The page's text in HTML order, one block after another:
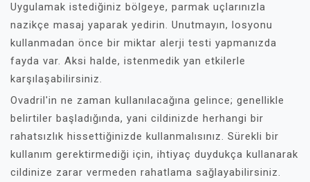
Uygulamak istediğiniz bölgeye, parmak uçlarınızla
nazikçe masaj yaparak yedirin. Unutmayın, losyonu
kullanmadan önce bir miktar alerji testi yapmanızda
fayda var. Aksi halde, istenmedik yan etkilerle
karşılaşabilirsiniz.
Ovadril'in ne zaman kullanılacağına gelince; genellikle
belirtiler başladığında, yani cildinizde herhangi bir
rahatsızlık hissettiğinizde kullanmalısınız. Sürekli bir
kullanım gerektirmediği için, ihtiyaç duydukça kullanarak
cildinize zarar vermeden rahatlama sağlayabilirsiniz.